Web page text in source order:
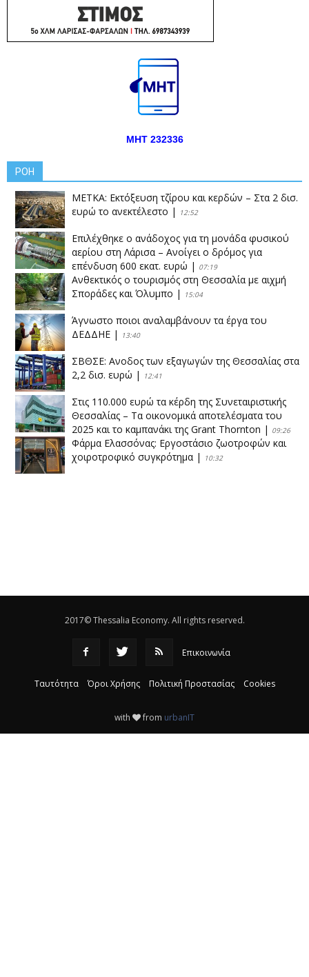
ΜΗΤ 232336
ΡΟΗ
ΜΕΤΚΑ: Εκτόξευση τζίρου και κερδών – Στα 2 δισ.
ευρώ το ανεκτέλεστο | 12:52
Επιλέχθηκε ο ανάδοχος για τη μονάδα φυσικού
αερίου στη Λάρισα – Ανοίγει ο δρόμος για
επένδυση 600 εκατ. ευρώ | 07:19
Ανθεκτικός ο τουρισμός στη Θεσσαλία με αιχμή
Σποράδες και Όλυμπο | 15:04
Άγνωστο ποιοι αναλαμβάνουν τα έργα του
ΔΕΔΔΗΕ | 13:40
ΣΒΘΣΕ: Aνοδος των εξαγωγών της Θεσσαλίας στα
2,2 δισ. ευρώ | 12:41
Στις 110.000 ευρώ τα κέρδη της Συνεταιριστικής
Θεσσαλίας – Τα οικονομικά αποτελέσματα του
2025 και το καμπανάκι της Grant Thornton | 09:26
Φάρμα Ελασσόνας: Εργοστάσιο ζωοτροφών και
χοιροτροφικό συγκρότημα | 10:32
2017© Thessalia Economy. All rights reserved.
Επικοινωνία
Ταυτότητα Όροι Χρήσης Πολιτική Προστασίας Cookies
with from urbanIT